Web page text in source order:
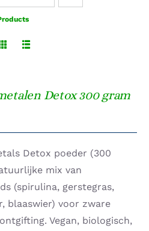
Detox 300 gram
Detox poeder (300
mix van
(spirulina, gerstegras,
blaaswier) voor zware
Vegan, biologisch,